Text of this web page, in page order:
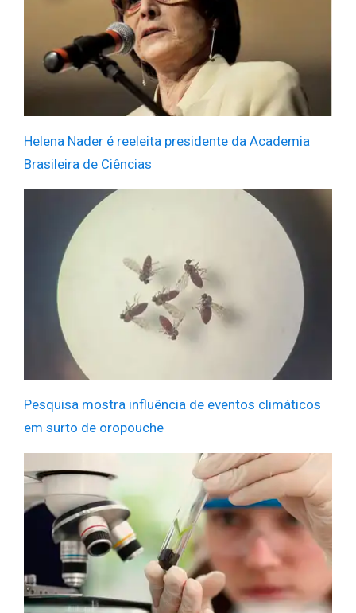
Helena Nader é reeleita presidente da Academia
Brasileira de Ciências
Pesquisa mostra influência de eventos climáticos
em surto de oropouche